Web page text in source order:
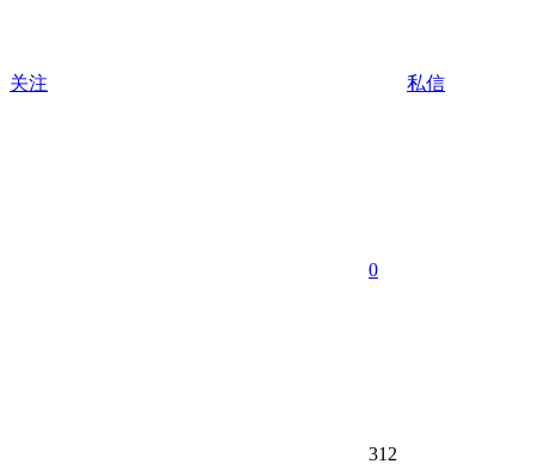
关注 私信
0
312